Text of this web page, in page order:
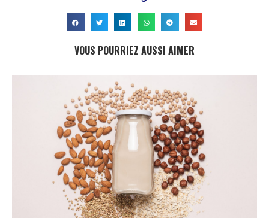
VOUS POURRIEZ AUSSI AIMER